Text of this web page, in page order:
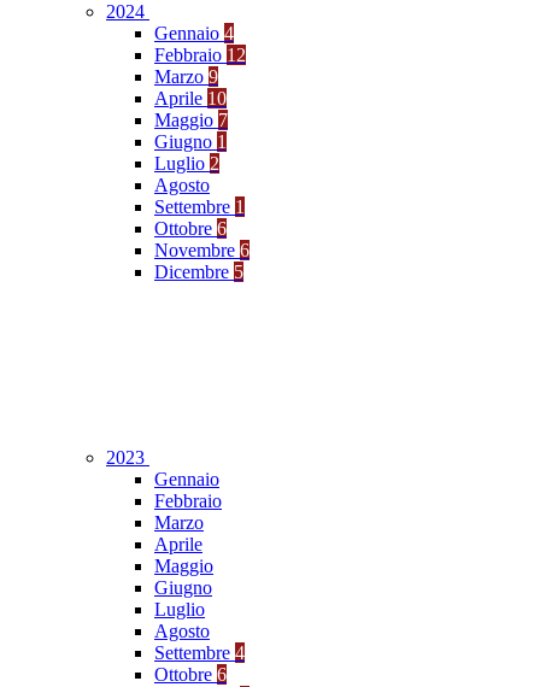
2024
Gennaio 4
Febbraio 12
Marzo 9
Aprile 10
Maggio 7
Giugno 1
Luglio 2
Agosto
Settembre 1
Ottobre 6
Novembre 6
Dicembre 5
2023
Gennaio
Febbraio
Marzo
Aprile
Maggio
Giugno
Luglio
Agosto
Settembre 4
Ottobre 6